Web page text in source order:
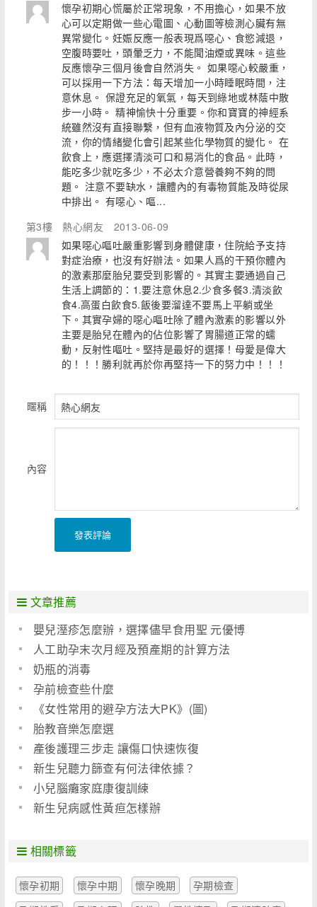
懷孕初期心慌屬於正常現象，不用擔心，如果不放
心可以定期做一些心電圖、心動圖等檢測心臟有無
異常變化。妊娠反應一般表現爲噁心、食慾減退，
空腹時要吐，頭暈乏力，不能聞油煙或異味。這些
反應懷孕三個月後會自然消失。 如果噁心較嚴重，
可以採用一下方法：每天增加一小時睡眠時間，注
意休息。 保證充足的氧氣，每天到綠地或林蔭中散
步一小時。 精神愉快十分重要。你和寶寶的神經系
統雖然沒有直接聯繫，但有血液物質及內分泌的交
流，你的情緒變化會引起某些化學物質的變化。 在
飲食上，應選擇清淡可口和易消化的食品。此時，
能吃多少就吃多少，不必太介意營養夠不夠的問
題。 注意不要缺水，讓體內的有毒物質能及時從尿
中排出。 有噁心、嘔...
第3樓
熱心網友
2013-06-09
如果噁心嘔吐嚴重影響到身體健康，住院給予支持
對症治療，也沒有好辦法。如果人爲的干預你體內
的激素那麼胎兒要受到影響的。其實主要通過自己
生活上調節的：1.要注意休息2.少食多餐3.清淡飲
食4.高蛋白飲食5.飯後要溜達不要馬上平躺或坐
下。其實孕婦的噁心嘔吐除了體內激素的影響以外
主要是胎兒在體內的佔位影響了胃腸道正常的蠕
動，反射性嘔吐。堅持是最好的選擇！母愛是偉大
的！！！勝利就再於你再堅持一下的努力中！！！
暱稱
內容
發表評論
文章推薦
嬰兒溼疹怎麼辦，選擇儘早食用聖 元優博
人工助孕末次月經及預產期的計算方法
奶瓶的消毒
孕前檢查些什麼
《女性常用的避孕方法大PK》(圖)
胎教音樂怎麼選
產後護理三步走 讓傷口快速恢復
新生兒聽力篩查有何法律依據？
小兒腦癱家庭康復訓練
新生兒病感性黃疸怎樣辦
相關標籤
懷孕初期 懷孕中期 懷孕晚期
孕期檢查